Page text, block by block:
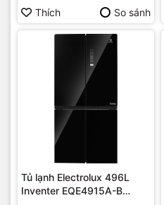
Thích So sánh
Tủ lạnh Electrolux 496L
Inventer EQE4915A-B